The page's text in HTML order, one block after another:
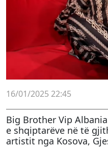
16/01/2025 22:45
Big Brother Vip
e shqiptarëve në të
artistit nga Kosova,